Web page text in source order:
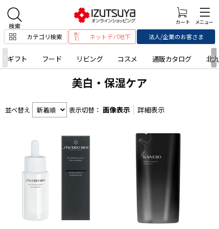
カテゴリ検索 ネットデパ地下 法人/企業のお客さま
ギフト フード リビング コスメ 通販カタログ 北
美白・保湿ケア
並べ替え 表示切替： 画像表示 詳細表示